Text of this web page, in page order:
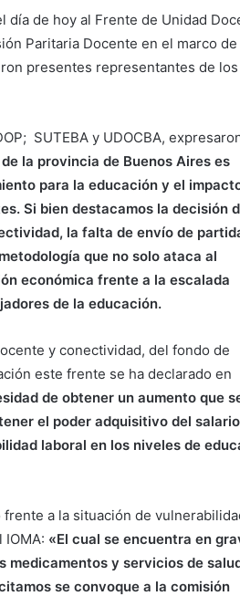
día de hoy al Frente de Unidad
Paritaria Docente en el marco de
presentes representantes de los
SUTEBA y UDOCBA,
la provincia de Buenos Aires es
para la educación y el
Si bien destacamos la decisión
la falta de envío de
que no solo ataca al
económica frente a la escalada
de la educación.
y conectividad, del fondo de
este frente se ha declarado en
de obtener un aumento que
el poder adquisitivo del
laboral en los niveles de
a la situación de
«El cual se encuentra en
medicamentos y servicios de
se convoque a la comisión